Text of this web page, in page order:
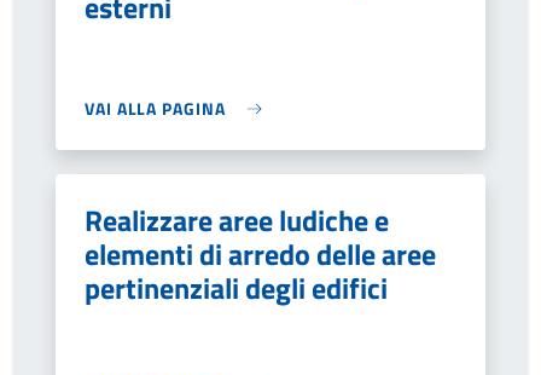
VAI ALLA PAGINA
Realizzare aree ludiche e
elementi di arredo delle aree
pertinenziali degli edifici